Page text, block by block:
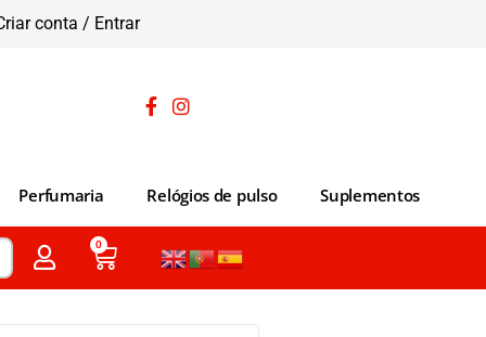
conta / Entrar
Perfumaria Relógios de pulso Suplementos
0